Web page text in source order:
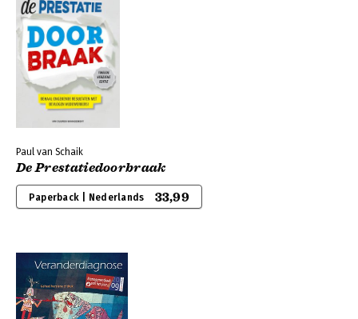
Paul van Schaik
De Prestatiedoorbraak
Paperback | Nederlands 33,99